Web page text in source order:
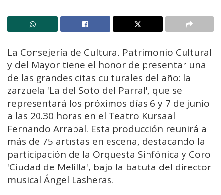
La Consejería de Cultura, Patrimonio Cultural
y del Mayor tiene el honor de presentar una
de las grandes citas culturales del año: la
zarzuela 'La del Soto del Parral', que se
representará los próximos días 6 y 7 de junio
a las 20.30 horas en el Teatro Kursaal
Fernando Arrabal. Esta producción reunirá a
más de 75 artistas en escena, destacando la
participación de la Orquesta Sinfónica y Coro
'Ciudad de Melilla', bajo la batuta del director
musical Ángel Lasheras.